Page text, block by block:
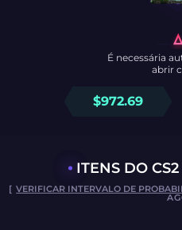
$972.69
É necessária
abrir
ITENS DO
[VERIFICAR INTERVALO DE